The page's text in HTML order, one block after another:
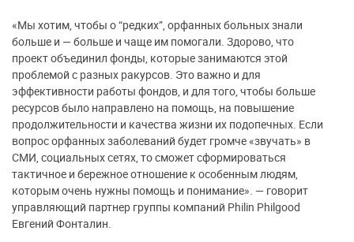
«Мы хотим, чтобы о “редких”, орфанных больных знали
больше и — больше и чаще им помогали. Здорово, что
проект объединил фонды, которые занимаются этой
проблемой с разных ракурсов. Это важно и для
эффективности работы фондов, и для того, чтобы больше
ресурсов было направлено на помощь, на повышение
продолжительности и качества жизни их подопечных. Если
вопрос орфанных заболеваний будет громче «звучать» в
СМИ, социальных сетях, то сможет сформироваться
тактичное и бережное отношение к особенным людям,
которым очень нужны помощь и понимание». — говорит
управляющий партнер группы компаний Philin Philgood
Евгений Фонталин.